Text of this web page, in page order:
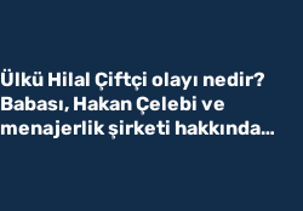
Ülkü Hilal Çiftçi olayı nedir?
Babası, Hakan Çelebi ve
menajerlik şirketi hakkında